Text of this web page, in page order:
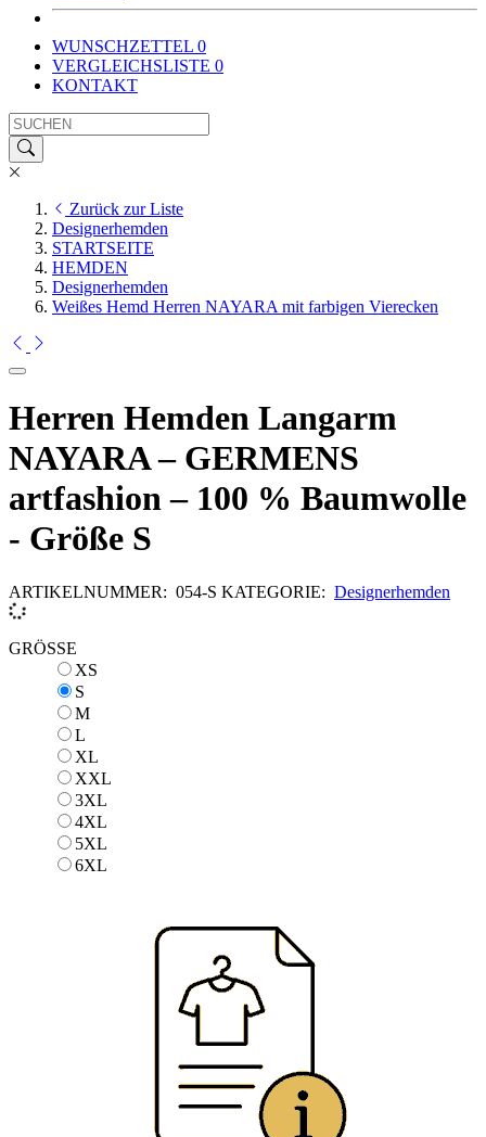
WUNSCHZETTEL 0
VERGLEICHSLISTE 0
KONTAKT
Zurück zur Liste
Designerhemden
STARTSEITE
HEMDEN
Designerhemden
Weißes Hemd Herren NAYARA mit farbigen Vierecken
Herren Hemden Langarm
NAYARA – GERMENS
artfashion – 100 % Baumwolle
- Größe S
ARTIKELNUMMER: 054-S KATEGORIE: Designerhemden
GRÖSSE
XS
S
MM
L
XL
XXL
3XL
4XL
5XL
6XL